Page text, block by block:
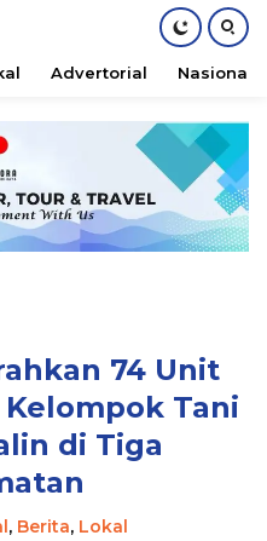
Advertorial Nasional
74 Unit
Tani
di Tiga
, Berita, Lokal